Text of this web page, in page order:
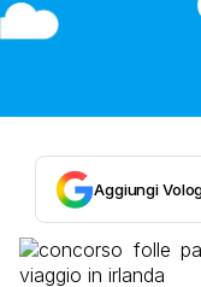
Aggiungi